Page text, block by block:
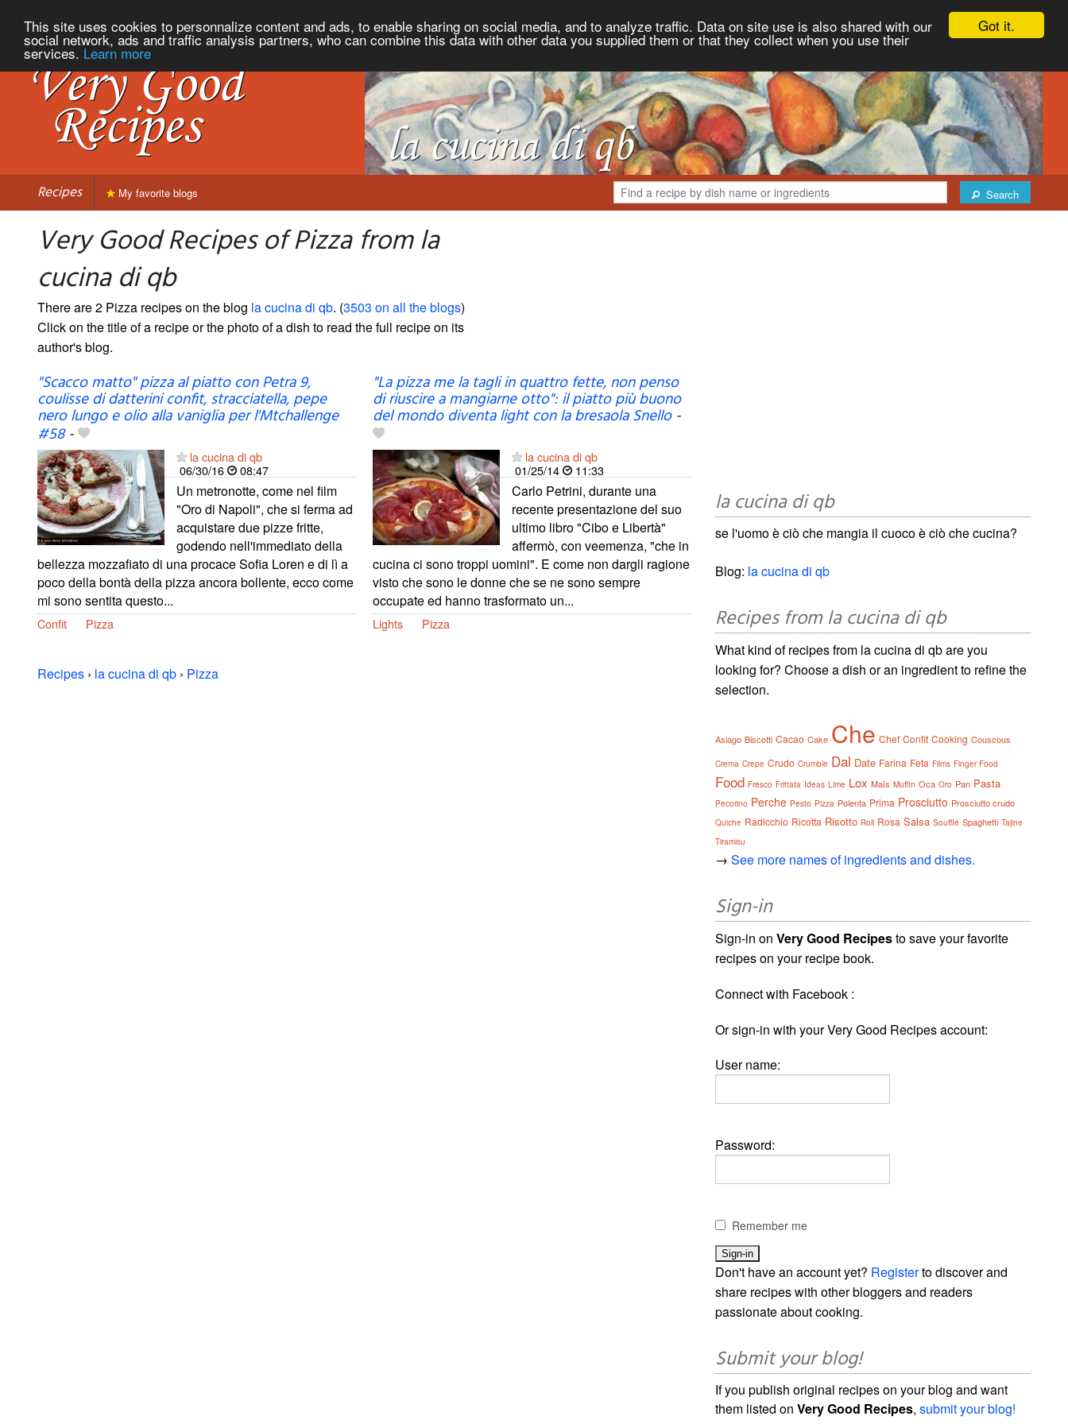
Got it.
This site uses cookies to personnalize content and ads, to enable sharing on social media, and to analyze traffic. Data on site use is also shared with our
social network, ads and traffic analysis partners, who can combine this data with other data you supplied them or that they collect when you use their
services. Learn more
Recipes Search
My favorite blogs
Very Good Recipes of Pizza from la
cucina di qb
There are 2 Pizza recipes on the blog la cucina di qb. (3503 on all the blogs)
Click on the title of a recipe or the photo of a dish to read the full recipe on its
author's blog.
"Scacco matto" pizza al piatto con Petra 9,
coulisse di datterini confit, stracciatella, pepe
nero lungo e olio alla vaniglia per l'Mtchallenge
#58-
la cucina di qb
06/30/16
08:47
Un metronotte, come nel film
"Oro di Napoli", che si ferma ad
acquistare due pizze fritte,
godendo nell'immediato della
bellezza mozzafiato di una procace Sofia Loren e di lì a
poco della bontà della pizza ancora bollente, ecco come
mi sono sentita questo...
Confit Pizza
"La pizza me la tagli in quattro fette, non penso
di riuscire a mangiarne otto": il piatto più buono
del mondo diventa light con la bresaola Snello-
la cucina di qb
01/25/14
11:33
Carlo Petrini, durante una
recente presentazione del suo
ultimo libro "Cibo e Libertà"
affermò, con veemenza, "che in
cucina ci sono troppi uomini". E come non dargli ragione
visto che sono le donne che se ne sono sempre
occupate ed hanno trasformato un...
Lights Pizza
Recipes › la cucina di qb › Pizza
la cucina di qb
se l'uomo è ciò che mangia il cuoco è ciò che cucina?
Blog: la cucina di qb
Recipes from la cucina di qb
What kind of recipes from la cucina di qb are you
looking for? Choose a dish or an ingredient to refine the
selection.
Asiago Biscotti Cacao Cake Che Chef Confit Cooking Couscous
Crema Crepe Crudo Crumble Dal Date Farina Feta Films Finger Food
Food Fresco Frittata Ideas Lime Lox Maïs Muffin Oca Oro Pan Pasta
Pecorino Perche Pesto Pizza Polenta Prima Prosciutto Prosciutto crudo
Quiche Radicchio Ricotta Risotto Roll Rosa Salsa Soufflé Spaghetti Tajine
Tiramisu
→See more names of ingredients and dishes.
Sign-in
Sign-in onVery Good Recipesto save your favorite
recipes on your recipe book.
Connect with Facebook :
Or sign-in with your Very Good Recipes account:
User name:
Password:
Remember me
Don't have an account yet? Registerto discover and
share recipes with other bloggers and readers
passionate about cooking.
Submit your blog!
If you publish original recipes on your blog and want
them listed onVery Good Recipes,submit your blog!